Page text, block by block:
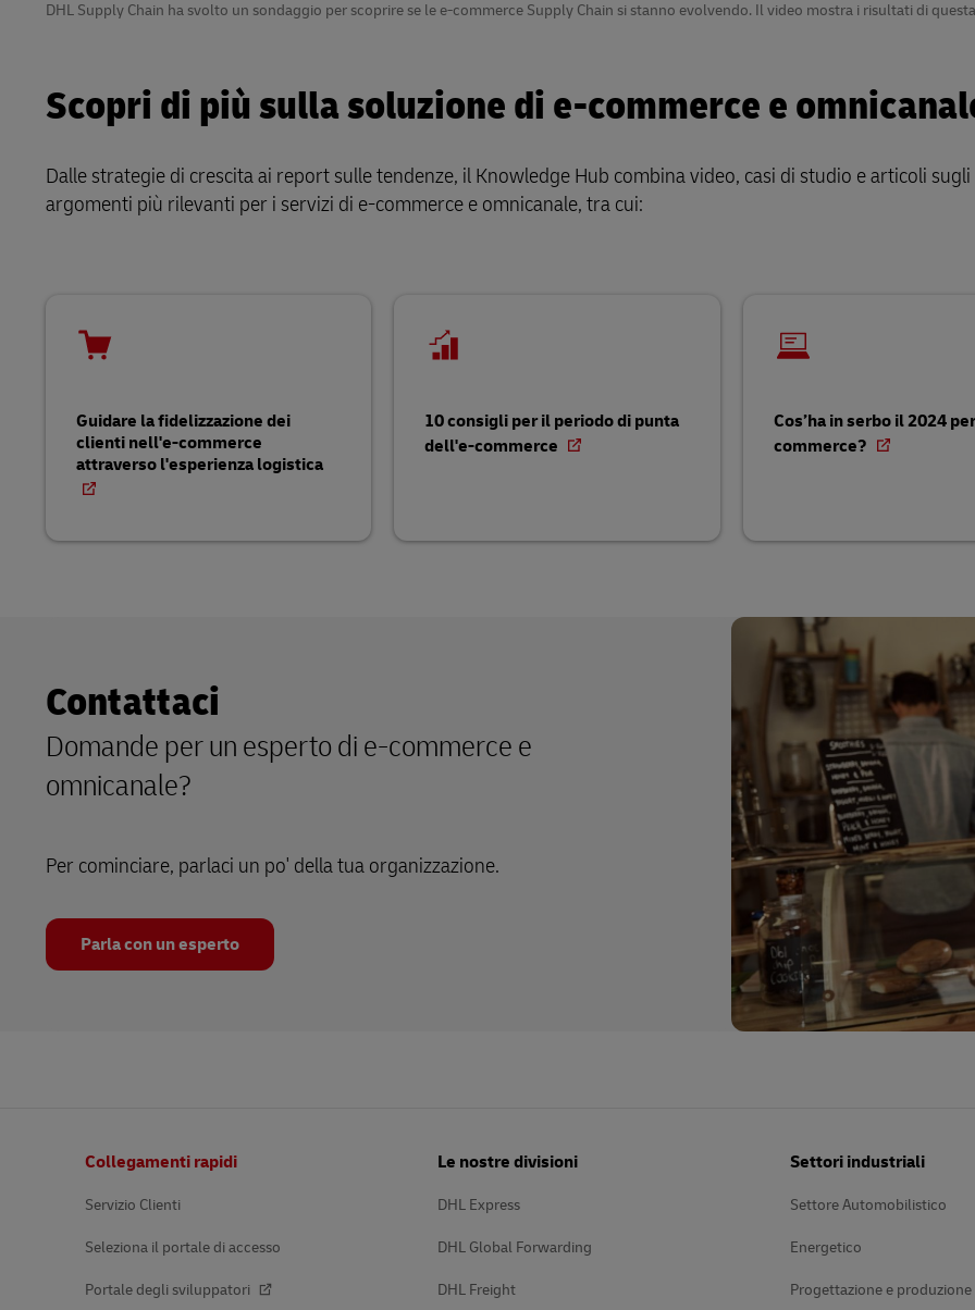
DHL Supply Chain ha svolto un sondaggio per scoprire se le e-commerce Supply Chain si stanno evolvendo. Il video mostra i risultati di
Scopri di più sulla soluzione di e-commerce e
Dalle strategie di crescita ai report sulle tendenze, il Knowledge Hub combina video, casi di studio e articoli
argomenti più rilevanti per i servizi di e-commerce e omnicanale, tra cui:
Guidare la fidelizzazione dei
clienti nell'e-commerce
attraverso l'esperienza logistica
10 consigli per il periodo di punta
dell'e-commerce
Cos’ha in serbo il 2024
commerce?
Contattaci
Domande per un esperto di e-commerce e
omnicanale?
Per cominciare, parlaci un po' della tua organizzazione.
Parla con un esperto
Collegamenti rapidi
Servizio Clienti
Seleziona il portale di accesso
Portale degli sviluppatori
Le nostre divisioni
DHL Express
DHL Global Forwarding
DHL Freight
Settori industriali
Settore Automobilistico
Energetico
Progettazione e produzione